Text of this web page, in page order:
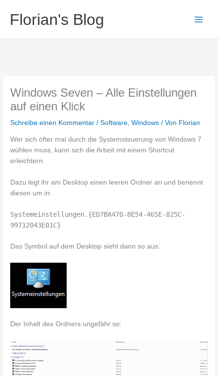
Inhalt
springen
Florian's Blog
Windows Seven – Alle Einstellungen
auf einen Klick
Schreibe einen Kommentar /Software,Windows / Von Florian
Wer sich öfter mal durch die Systemsteuerung von Windows 7
wühlen muss, kann sich die Arbeit mit einem Shortcut
erleichtern.
Dazu legt ihr am Desktop einen leeren Ordner an und benennt
diesen um in:
Systemeinstellungen.{ED7BA470-8E54-465E-825C-
99712043E01C}
Das Symbol auf dem Desktop sieht dann so aus:
Der Inhalt des Ordners ungefähr so: